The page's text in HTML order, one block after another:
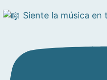
Siente la música en